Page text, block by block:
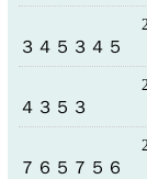
３４５３４５
４３５３
７６５７５６